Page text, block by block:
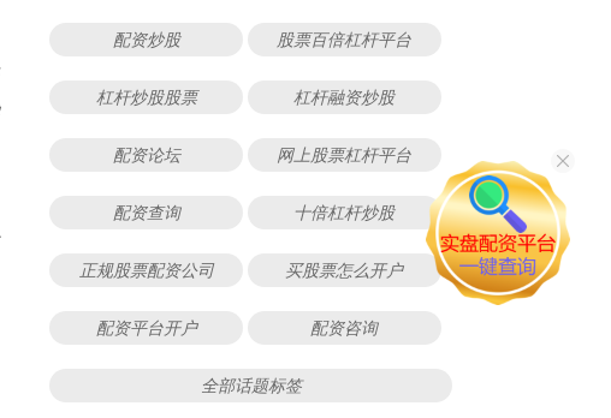
配资炒股 股票百倍杠杆平台
杠杆炒股股票 杠杆融资炒股
配资论坛 网上股票杠杆平台
配资查询 十倍杠杆炒股
正规股票配资公司 买股票怎么开户
配资平台开户 配资咨询
全部话题标签